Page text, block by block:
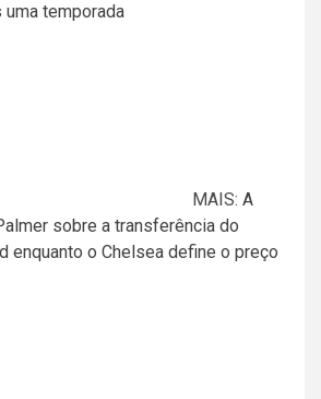
temporada
MAIS: A
sobre a transferência do
enquanto o Chelsea define o preço